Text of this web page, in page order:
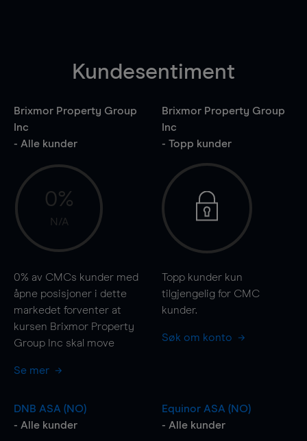
Kundesentiment
Brixmor Property Group
Inc
- Alle kunder
0%
N/A
0% av CMCs kunder med
åpne posisjoner i dette
markedet forventer at
kursen Brixmor Property
Group Inc skal move
Se mer
Brixmor Property Group
Inc
- Topp kunder
Topp kunder kun
tilgjengelig for CMC
kunder.
Søk om konto
DNB ASA (NO)
- Alle kunder
Equinor ASA (NO)
- Alle kunder